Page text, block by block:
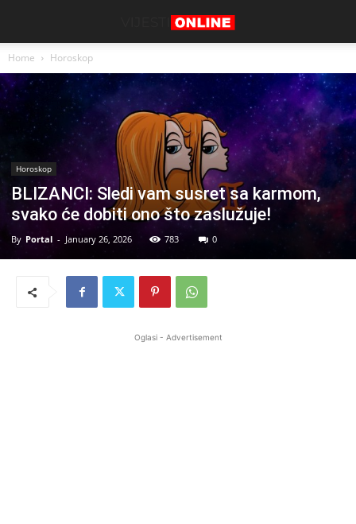
Home Horoskop
Horoskop
BLIZANCI: Sledi vam susret sa karmom,
svako će dobiti ono što zaslužuje!
By Portal - January 26, 2026 783 0
Oglasi - Advertisement